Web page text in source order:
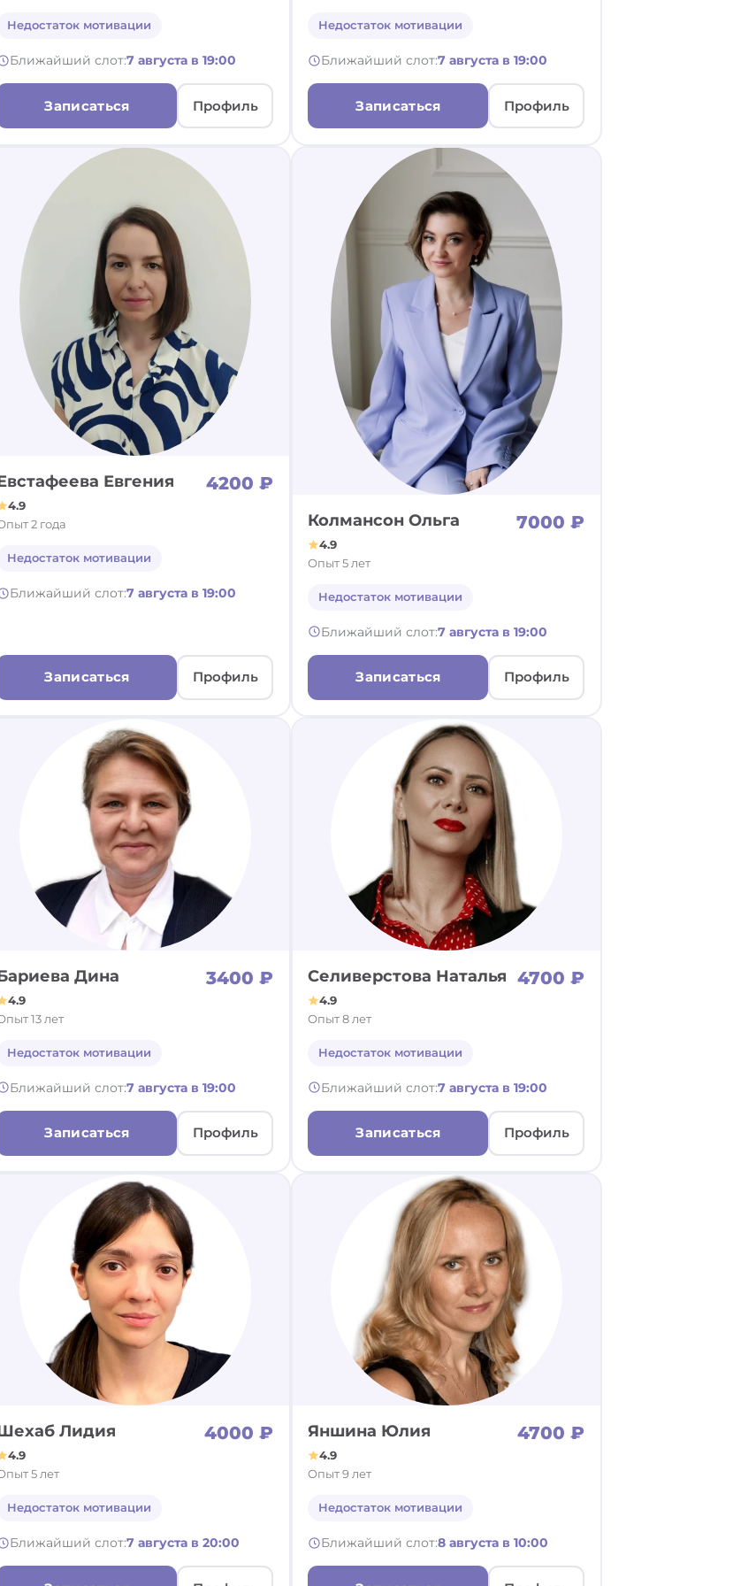
Недостаток мотивации
Ближайший слот:7 августа в 19:00
Записаться Профиль
Недостаток мотивации
Ближайший слот:7 августа в 19:00
Записаться Профиль
Евгения 4200 ₽
4.9
2 года
Недостаток мотивации
Ближайший слот:7 августа в 19:00
Записаться Профиль
Колмансон Ольга 7000 ₽
4.9
Опыт 5 лет
Недостаток мотивации
Ближайший слот:7 августа в 19:00
Записаться Профиль
Дина 3400 ₽
4.9
13 лет
Недостаток мотивации
Ближайший слот:7 августа в 19:00
Записаться Профиль
Селиверстова Наталья 4700 ₽
4.9
Опыт 8 лет
Недостаток мотивации
Ближайший слот:7 августа в 19:00
Записаться Профиль
Лидия 4000 ₽
4.9
5 лет
Недостаток мотивации
Ближайший слот:7 августа в 20:00
Яншина Юлия 4700 ₽
4.9
Опыт 9 лет
Недостаток мотивации
Ближайший слот:8 августа в 10:00